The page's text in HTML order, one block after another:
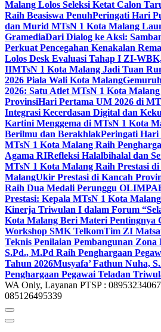
Malang Lolos Seleksi Ketat Calon
Raih Beasiswa PenuhPeringati Hari
dan Murid MTsN 1 Kota Malang
GramediaDari Dialog ke Aksi:
Perkuat Pencegahan Kenakalan
Lolos Desk Evaluasi Tahap I ZI-
IIMTsN 1 Kota Malang Jadi Tuan
2026 Piala Wali Kota Malang
2026: Satu Atlet MTsN 1 Kota
ProvinsiHari Pertama UM 2026 di
Integrasi Kecerdasan Digital dan
Kartini Menggema di MTsN 1 Kota
Berilmu dan BerakhlakPeringati
MTsN 1 Kota Malang Raih
Agama RIRefleksi Halalbihalal dan
MTsN 1 Kota Malang Raih Prestasi di
MalangUkir Prestasi di Kancah
Raih Dua Medali Perunggu
Prestasi: Kepala MTsN 1 Kota
Kinerja Triwulan I dalam Forum
Kota Malang Beri Materi Pentingnya
Workshop SMK TelkomTim ZI
Teknis Penilaian Pembangunan Zona
S.Pd., M.Pd Raih Penghargaan
Tahun 2026Musyafa’ Fathun Nuha,
Penghargaan Pegawai Teladan
WA Only, Layanan PTSP :
085126495339